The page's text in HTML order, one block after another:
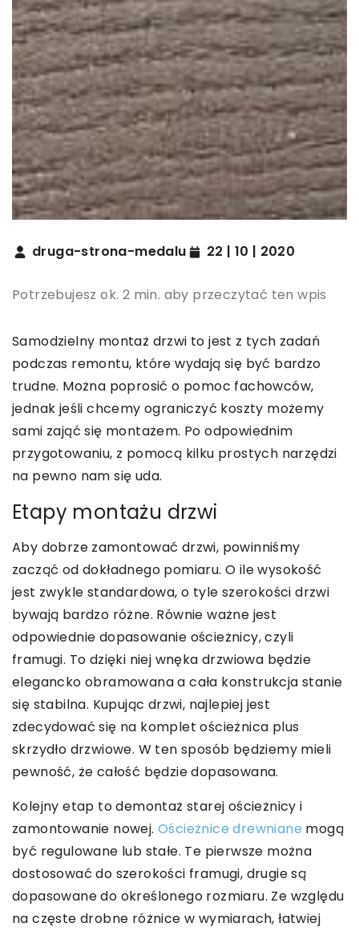
druga-strona-medalu 22 | 10 | 2020
Potrzebujesz ok. 2 min. aby przeczytać ten wpis
Samodzielny montaż drzwi to jest z tych zadań
podczas remontu, które wydają się być bardzo
trudne. Można poprosić o pomoc fachowców,
jednak jeśli chcemy ograniczyć koszty możemy
sami zająć się montażem. Po odpowiednim
przygotowaniu, z pomocą kilku prostych narzędzi
na pewno nam się uda.
Etapy montażu drzwi
Aby dobrze zamontować drzwi, powinniśmy
zacząć od dokładnego pomiaru. O ile wysokość
jest zwykle standardowa, o tyle szerokości drzwi
bywają bardzo różne. Równie ważne jest
odpowiednie dopasowanie ościeżnicy, czyli
framugi. To dzięki niej wnęka drzwiowa będzie
elegancko obramowana a cała konstrukcja stanie
się stabilna. Kupując drzwi, najlepiej jest
zdecydować się na komplet ościeżnica plus
skrzydło drzwiowe. W ten sposób będziemy mieli
pewność, że całość będzie dopasowana.
Kolejny etap to demontaż starej ościeżnicy i
zamontowanie nowej. Ościeżnice drewniane mogą
być regulowane lub stałe. Te pierwsze można
dostosować do szerokości framugi, drugie są
dopasowane do określonego rozmiaru. Ze względu
na częste drobne różnice w wymiarach, łatwiej